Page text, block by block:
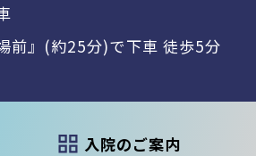
前』(約25分)で下車 徒歩5分
入院のご案内